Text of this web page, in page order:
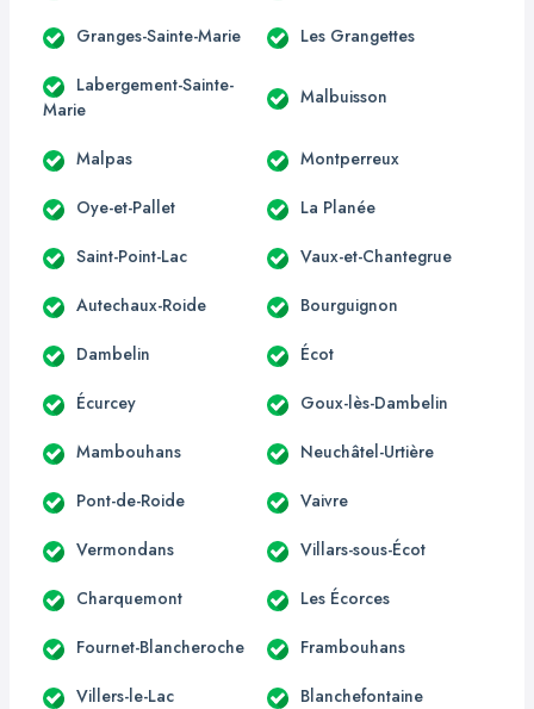
Granges-Sainte-Marie Les Grangettes
Labergement-Sainte-
Marie
Malbuisson
Malpas Montperreux
Oye-et-Pallet La Planée
Saint-Point-Lac Vaux-et-Chantegrue
Autechaux-Roide Bourguignon
Dambelin Écot
Écurcey Goux-lès-Dambelin
Mambouhans Neuchâtel-Urtière
Pont-de-Roide Vaivre
Vermondans Villars-sous-Écot
Charquemont Les Écorces
Fournet-Blancheroche Frambouhans
Villers-le-Lac Blanchefontaine